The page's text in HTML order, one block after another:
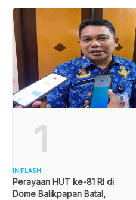
1
INIFLASH
Perayaan HUT ke-81 RI di
Dome Balikpapan Batal,